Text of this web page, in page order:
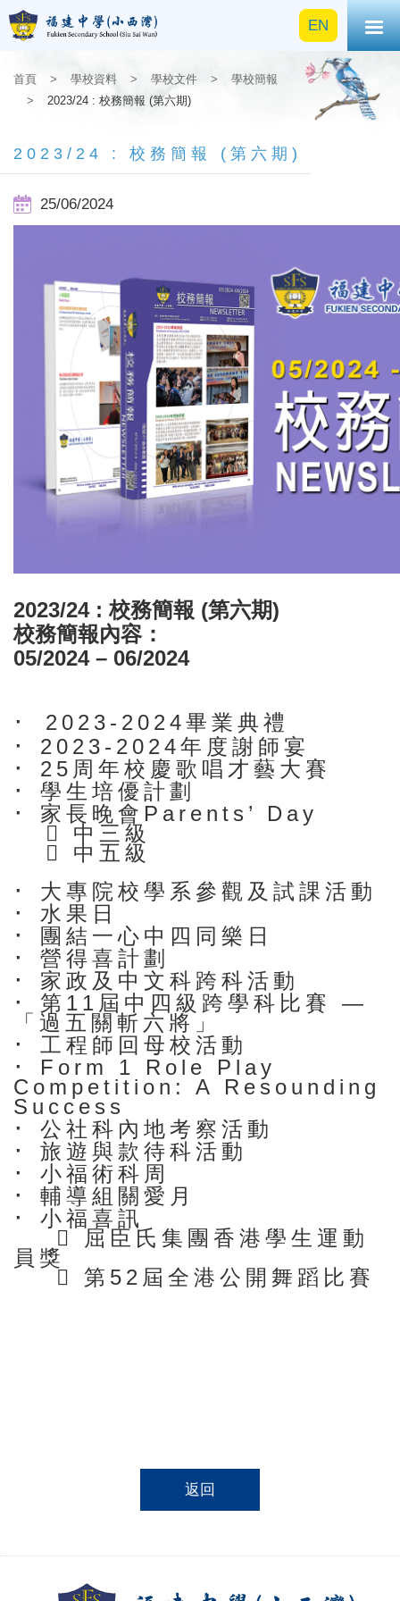
EN
首頁 > 學校資料 > 學校文件 >
學校簡報
>
2023/24 : 校務簡報 (第六期)
2023/24 : 校務簡報 (第六期)
25/06/2024
2023/24 :校務簡報 (第六期)
校務簡報內容：
05/2024 – 06/2024
· 2023-2024畢業典禮
· 2023-2024年度謝師宴
· 25周年校慶歌唱才藝大賽
· 學生培優計劃
·
家長晚會Parents’ Day
 中三級
 中五級
· 大專院校學系參觀及試課活動
· 水果日
· 團結一心中四同樂日
· 營得喜計劃
· 家政及中文科跨科活動
·
第11屆中四級跨學科比賽 —
「過五關斬六將」
· 工程師回母校活動
·
Form 1 Role Play
Competition: A Resounding
Success
· 公社科內地考察活動
· 旅遊與款待科活動
· 小福術科周
· 輔導組關愛月
·
小福喜訊

屈臣氏集團香港學生運動
員獎
 第52屆全港公開舞蹈比賽
返回